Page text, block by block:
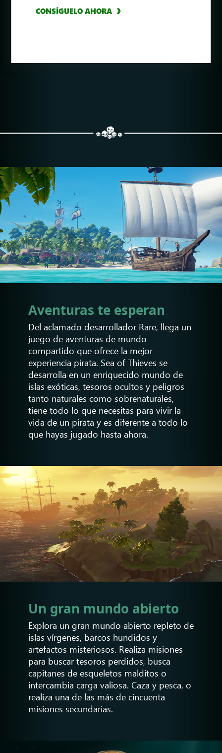
CONSÍGUELO AHORA
CONSÍGUELO AHORA
CONSÍGUELO AHORA
Aventuras te esperan
Del aclamado desarrollador Rare, llega un
juego de aventuras de mundo
compartido que ofrece la mejor
experiencia pirata. Sea of Thieves se
desarrolla en un enriquecido mundo de
islas exóticas, tesoros ocultos y peligros
tanto naturales como sobrenaturales,
tiene todo lo que necesitas para vivir la
vida de un pirata y es diferente a todo lo
que hayas jugado hasta ahora.
Un gran mundo abierto
Explora un gran mundo abierto repleto de
islas vírgenes, barcos hundidos y
artefactos misteriosos. Realiza misiones
para buscar tesoros perdidos, busca
capitanes de esqueletos malditos o
intercambia carga valiosa. Caza y pesca, o
realiza una de las más de cincuenta
misiones secundarias.